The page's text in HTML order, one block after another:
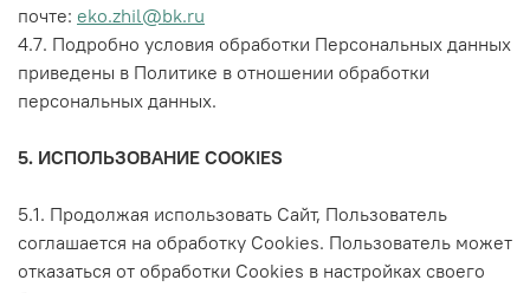
почте: eko.zhil@bk.ru
4.7. Подробно условия обработки Персональных данных
приведены в Политике в отношении обработки
персональных данных.
5. ИСПОЛЬЗОВАНИЕ COOKIES
5.1. Продолжая использовать Сайт, Пользователь
соглашается на обработку Cookies. Пользователь может
отказаться от обработки Cookies в настройках своего